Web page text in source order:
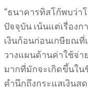
“ธนาคารทิสโก้พบว่า
ปัจจุบัน เน้นแต่เรื่องก
เงินก้อนก่อนเกษียณที่
วางแผนด้านค่าใช้จ่า
มากที่มักจะเกิดขึ้นใ
คำนึกถึงกระแสเงินส